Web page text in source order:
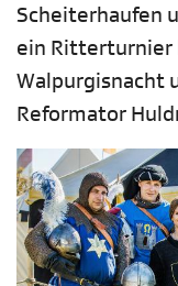
Scheiterhaufen
ein Ritterturnier
Walpurgisnacht
Reformator